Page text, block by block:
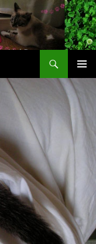
メインメ
ニュー